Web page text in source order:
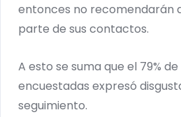
entonces no recomendarán
parte de sus contactos.
A esto se suma que el 79%
encuestadas expresó
seguimiento.